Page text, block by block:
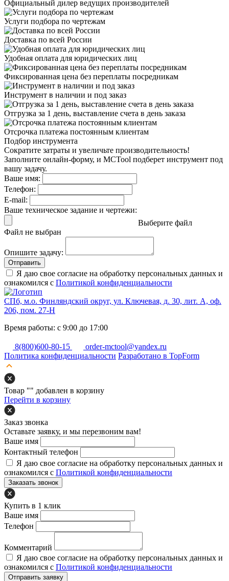
Официальный дилер ведущих производителей
Услуги подбора по чертежам
Доставка по всей России
Удобная оплата для юридических лиц
Фиксированная цена без переплаты посредникам
Инструмент в наличии и под заказ
Отгрузка за 1 день, выставление счета в день заказа
Отсрочка платежа постоянным клиентам
Подбор инструмента
Сократите затраты и увеличьте производительность!
Заполните онлайн-форму, и MCTool подберет инструмент под
вашу задачу.
Ваше имя:
Телефон:
E-mail:
Ваше техническое задание и чертежи:
Выберите файл
Файл не выбран
Опишите задачу:
Отправить
Я даю свое согласие на обработку персональных данных и
ознакомился с Политикой конфиденциальности
СПб, м.о. Финляндский округ, ул. Ключевая, д. 30, лит. А, оф.
206, пом. 27-Н
Время работы: с 9:00 до 17:00
8(800)600-80-15
order-mctool@yandex.ru
Политика конфиденциальности Разработано в TopForm
Товар "" добавлен в корзину
Перейти в корзину
Заказ звонка
Оставьте заявку, и мы перезвоним вам!
Ваше имя
Контактный телефон
Я даю свое согласие на обработку персональных данных и
ознакомился с Политикой конфиденциальности
Заказать звонок
Купить в 1 клик
Ваше имя
Телефон
Комментарий
Я даю свое согласие на обработку персональных данных и
ознакомился с Политикой конфиденциальности
Отправить заявку